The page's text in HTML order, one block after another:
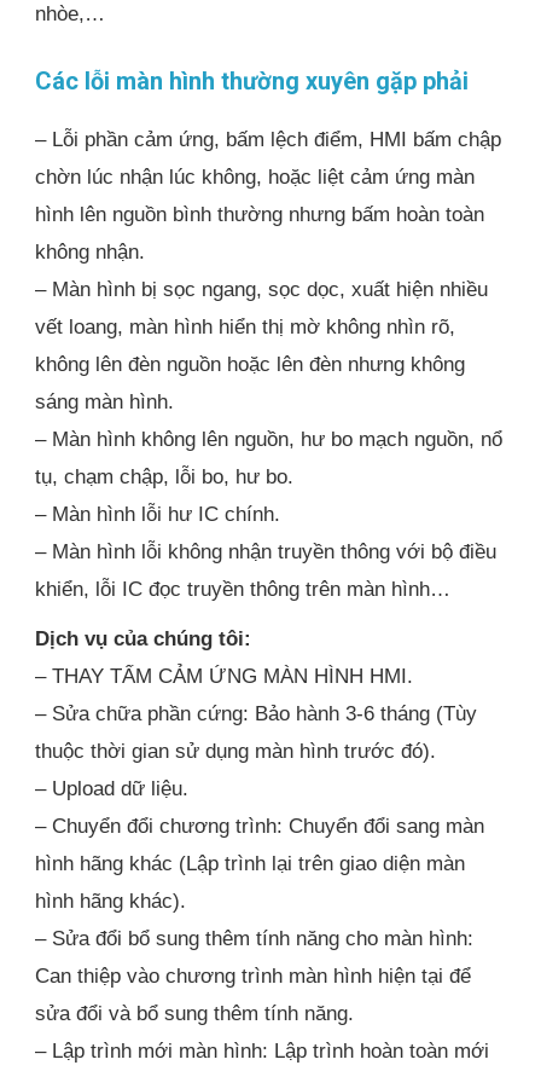
nhòe,…
Các lỗi màn hình thường xuyên gặp phải
– Lỗi phần cảm ứng, bấm lệch điểm, HMI bấm chập
chờn lúc nhận lúc không, hoặc liệt cảm ứng màn
hình lên nguồn bình thường nhưng bấm hoàn toàn
không nhận.
– Màn hình bị sọc ngang, sọc dọc, xuất hiện nhiều
vết loang, màn hình hiển thị mờ không nhìn rõ,
không lên đèn nguồn hoặc lên đèn nhưng không
sáng màn hình.
– Màn hình không lên nguồn, hư bo mạch nguồn, nổ
tụ, chạm chập, lỗi bo, hư bo.
– Màn hình lỗi hư IC chính.
– Màn hình lỗi không nhận truyền thông với bộ điều
khiển, lỗi IC đọc truyền thông trên màn hình…
Dịch vụ của chúng tôi:
– THAY TẤM CẢM ỨNG MÀN HÌNH HMI.
– Sửa chữa phần cứng: Bảo hành 3-6 tháng (Tùy
thuộc thời gian sử dụng màn hình trước đó).
– Upload dữ liệu.
– Chuyển đổi chương trình: Chuyển đổi sang màn
hình hãng khác (Lập trình lại trên giao diện màn
hình hãng khác).
– Sửa đổi bổ sung thêm tính năng cho màn hình:
Can thiệp vào chương trình màn hình hiện tại để
sửa đổi và bổ sung thêm tính năng.
– Lập trình mới màn hình: Lập trình hoàn toàn mới